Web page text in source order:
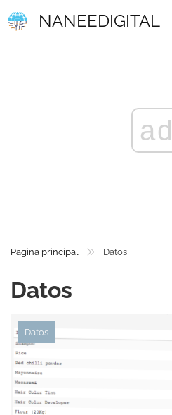
NANEEDIGITAL
ad
Pagina principal Datos
Datos
Datos